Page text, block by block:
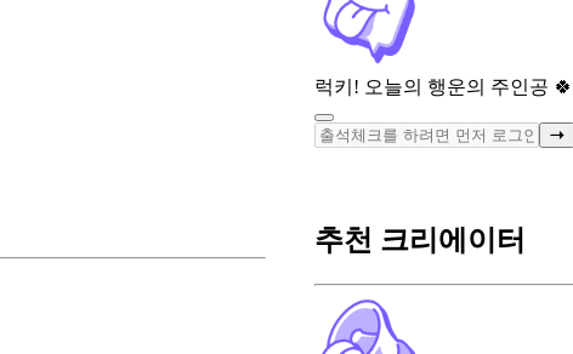
럭키! 오늘의 행운의 주인공 🍀
추천 크리에이터